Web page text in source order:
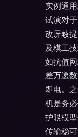
实例通
试演对
改屏蔽
及模工
如抗值
差万递
即电。
机是务
护眼模
传输稳